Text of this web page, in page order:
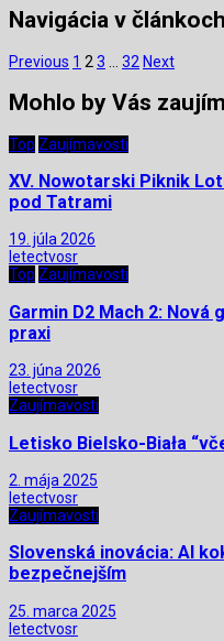
Navigácia v článkoch
Previous 1 2 3 32 Next
Mohlo by Vás
Top Zaujímavosti
XV. Nowotarski Piknik
pod Tatrami
19. júla 2026
letectvosr
Top Zaujímavosti
Garmin D2 Mach 2:
praxi
23. júna 2026
letectvosr
Zaujímavosti
Letisko Bielsko-Biała
2. mája 2025
letectvosr
Zaujímavosti
Slovenská inovácia: AI
bezpečnejším
25. marca 2025
letectvosr